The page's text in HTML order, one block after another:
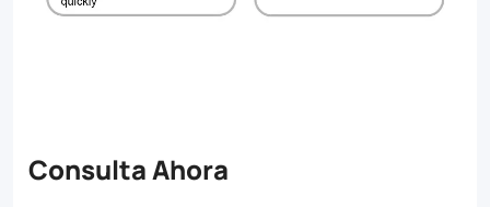
Consulta Ahora